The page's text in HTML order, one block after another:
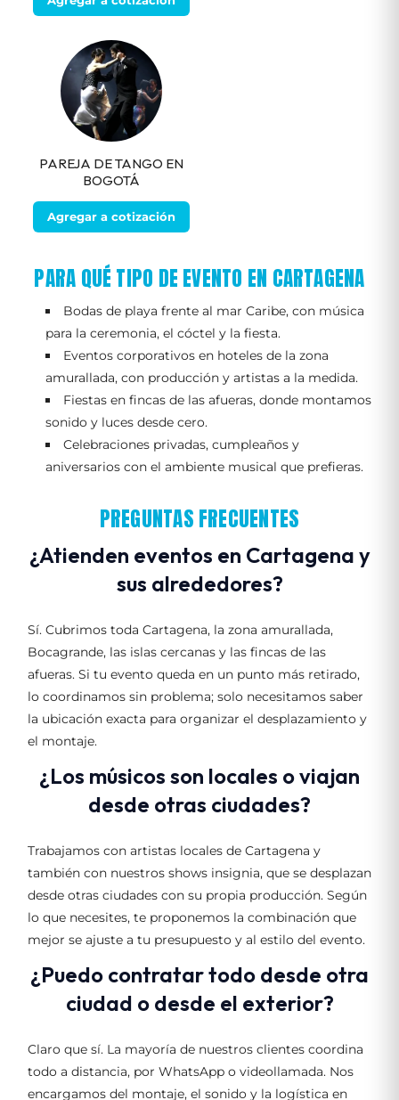
PAREJA DE TANGO EN
BOGOTÁ
Agregar a cotización
PARA QUÉ TIPO DE EVENTO EN CARTAGENA
Bodas de playa frente al mar Caribe, con música
para la ceremonia, el cóctel y la fiesta.
Eventos corporativos en hoteles de la zona
amurallada, con producción y artistas a la medida.
Fiestas en fincas de las afueras, donde montamos
sonido y luces desde cero.
Celebraciones privadas, cumpleaños y
aniversarios con el ambiente musical que prefieras.
PREGUNTAS FRECUENTES
¿Atienden eventos en Cartagena y
sus alrededores?
Sí. Cubrimos toda Cartagena, la zona amurallada,
Bocagrande, las islas cercanas y las fincas de las
afueras. Si tu evento queda en un punto más retirado,
lo coordinamos sin problema; solo necesitamos saber
la ubicación exacta para organizar el desplazamiento y
el montaje.
¿Los músicos son locales o viajan
desde otras ciudades?
Trabajamos con artistas locales de Cartagena y
también con nuestros shows insignia, que se desplazan
desde otras ciudades con su propia producción. Según
lo que necesites, te proponemos la combinación que
mejor se ajuste a tu presupuesto y al estilo del evento.
¿Puedo contratar todo desde otra
ciudad o desde el exterior?
Claro que sí. La mayoría de nuestros clientes coordina
todo a distancia, por WhatsApp o videollamada. Nos
encargamos del montaje, el sonido y la logística en